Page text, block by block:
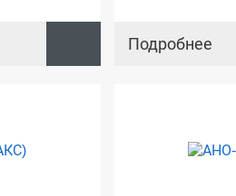
Подробнее